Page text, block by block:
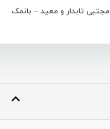
مجتبی تابدار و معید – بانمک